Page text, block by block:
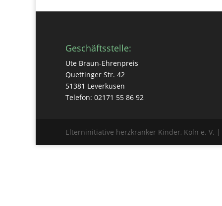
Geschäftsstelle:
Ute Braun-Ehrenpreis
Quettinger Str. 42
51381 Leverkusen
Telefon: 02171 55 86 92
Elterninitiative herzkranker Kinder, Köln e. V. |